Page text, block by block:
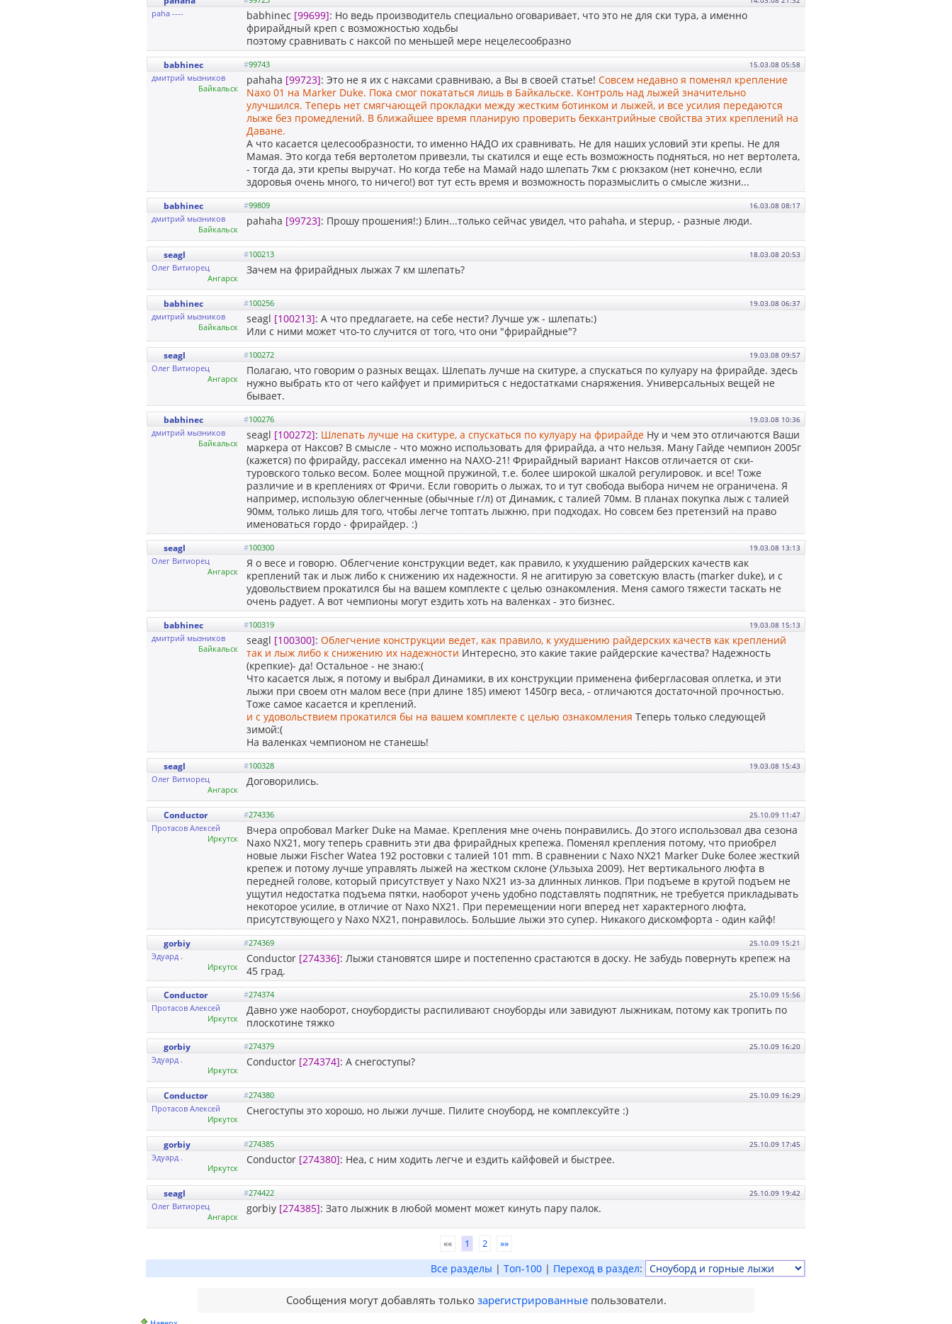
paha ----
babhinec [99699]: Но ведь производитель специально оговаривает, что это не для ски тура, а именно
фрирайдный креп с возможностью ходьбы
поэтому сравнивать с наксой по меньшей мере нецелесообразно
15.03.08 05:58
babhinec #99743
дмитрий мызников
Байкальск
pahaha [99723]: Это не я их с наксами сравниваю, а Вы в своей статье! Совсем недавно я поменял крепление
Naxo 01 на Marker Duke. Пока смог покататься лишь в Байкальске. Контроль над лыжей значительно
улучшился. Теперь нет смягчающей прокладки между жестким ботинком и лыжей, и все усилия передаются
лыже без промедлений. В ближайшее время планирую проверить беккантрийные свойства этих креплений на
Даване.
А что касается целесообразности, то именно НАДО их сравнивать. Не для наших условий эти крепы. Не для
Мамая. Это когда тебя вертолетом привезли, ты скатился и еще есть возможность подняться, но нет вертолета,
- тогда да, эти крепы выручат. Но когда тебе на Мамай надо шлепать 7км с рюкзаком (нет конечно, если
здоровья очень много, то ничего!) вот тут есть время и возможность поразмыслить о смысле жизни...
16.03.08 08:17
babhinec #99809
дмитрий мызников
Байкальск
pahaha [99723]: Прошу прошения!:) Блин...только сейчас увидел, что pahaha, и stepup, - разные люди.
18.03.08 20:53
seagl #100213
Олег Витиорец
Ангарск
Зачем на фрирайдных лыжах 7 км шлепать?
19.03.08 06:37
babhinec #100256
дмитрий мызников
Байкальск
seagl [100213]: А что предлагаете, на себе нести? Лучше уж - шлепать:)
Или с ними может что-то случится от того, что они "фрирайдные"?
19.03.08 09:57
seagl #100272
Олег Витиорец
Ангарск
Полагаю, что говорим о разных вещах. Шлепать лучше на скитуре, а спускаться по кулуару на фрирайде. здесь
нужно выбрать кто от чего кайфует и примириться с недостатками снаряжения. Универсальных вещей не
бывает.
19.03.08 10:36
babhinec #100276
дмитрий мызников
Байкальск
seagl [100272]: Шлепать лучше на скитуре, а спускаться по кулуару на фрирайде Ну и чем это отличаются Ваши
маркера от Наксов? В смысле - что можно использовать для фрирайда, а что нельзя. Ману Гайде чемпион 2005г
(кажется) по фрирайду, рассекал именно на NAXO-21! Фрирайдный вариант Наксов отличается от ски-
туровского только весом. Более мощной пружиной, т.е. более широкой шкалой регулировок. и все! Тоже
различие и в креплениях от Фричи. Если говорить о лыжах, то и тут свобода выбора ничем не ограничена. Я
например, использую облегченные (обычные г/л) от Динамик, с талией 70мм. В планах покупка лыж с талией
90мм, только лишь для того, чтобы легче топтать лыжню, при подходах. Но совсем без претензий на право
именоваться гордо - фрирайдер. :)
19.03.08 13:13
seagl #100300
Олег Витиорец
Ангарск
Я о весе и говорю. Облегчение конструкции ведет, как правило, к ухудшению райдерских качеств как
креплений так и лыж либо к снижению их надежности. Я не агитирую за советскую власть (marker duke), и с
удовольствием прокатился бы на вашем комплекте с целью ознакомления. Меня самого тяжести таскать не
очень радует. А вот чемпионы могут ездить хоть на валенках - это бизнес.
19.03.08 15:13
babhinec #100319
дмитрий мызников
Байкальск
seagl [100300]: Облегчение конструкции ведет, как правило, к ухудшению райдерских качеств как креплений
так и лыж либо к снижению их надежности Интересно, это какие такие райдерские качества? Надежность
(крепкие)- да! Остальное - не знаю:(
Что касается лыж, я потому и выбрал Динамики, в их конструкции применена фибергласовая оплетка, и эти
лыжи при своем отн малом весе (при длине 185) имеют 1450гр веса, - отличаются достаточной прочностью.
Тоже самое касается и креплений.
и с удовольствием прокатился бы на вашем комплекте с целью ознакомления Теперь только следующей
зимой:(
На валенках чемпионом не станешь!
19.03.08 15:43
seagl #100328
Олег Витиорец
Ангарск
Договорились.
25.10.09 11:47
Conductor #274336
Протасов Алексей
Иркутск
Вчера опробовал Marker Duke на Мамае. Крепления мне очень понравились. До этого использовал два сезона
Naxo NX21, могу теперь сравнить эти два фрирайдных крепежа. Поменял крепления потому, что приобрел
новые лыжи Fisсher Watea 192 ростовки с талией 101 mm. В сравнении с Naxo NX21 Marker Duke более жесткий
крепеж и потому лучше управлять лыжей на жестком склоне (Ульзыха 2009). Нет вертикального люфта в
передней голове, который присутствует у Naxo NX21 из-за длинных линков. При подъеме в крутой подъем не
ущутил недостатка подъема пятки, наоборот учень удобно подставлять подпятник, не требуется прикладывать
некоторое усилие, в отличие от Naxo NX21. При перемещении ноги вперед нет характерного люфта,
присутствующего у Naxo NX21, понравилось. Большие лыжи это супер. Никакого дискомфорта - один кайф!
25.10.09 15:21
gorbiy #274369
Эдуард .
Иркутск
Conductor [274336]: Лыжи становятся шире и постепенно срастаются в доску. Не забудь повернуть крепеж на
45 град.
25.10.09 15:56
Conductor #274374
Протасов Алексей
Иркутск
Давно уже наоборот, сноубордисты распиливают сноуборды или завидуют лыжникам, потому как тропить по
плоскотине тяжко
25.10.09 16:20
gorbiy #274379
Эдуард .
Иркутск
Conductor [274374]: А снегоступы?
25.10.09 16:29
Conductor #274380
Протасов Алексей
Иркутск
Снегоступы это хорошо, но лыжи лучше. Пилите сноуборд, не комплексуйте :)
25.10.09 17:45
gorbiy #274385
Эдуард .
Иркутск
Conductor [274380]: Неа, с ним ходить легче и ездить кайфовей и быстрее.
25.10.09 19:42
seagl #274422
Олег Витиорец
Ангарск
gorbiy [274385]: Зато лыжник в любой момент может кинуть пару палок.
«« 1 2 »»
Все разделы | Топ-100 | Переход в раздел:
Сообщения могут добавлять только зарегистрированныепользователи.